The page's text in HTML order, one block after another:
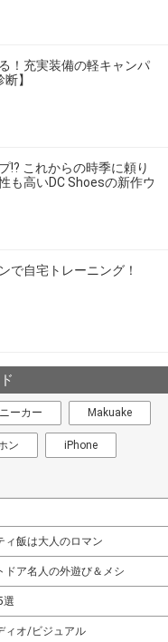
！充実装備の軽キャンパ
】
!? これからの時季に頼り
も高いDC Shoesの新作ウ
で自宅トレーニング！
ーカー Makuake
ン iPhone
ィ飯は大人のロマン
ドア名人の外遊び＆メシ
選
ィオ/ビジュアル